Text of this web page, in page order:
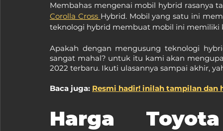
Membahas mengenai mobil hybrid rasanya
Corolla Cross Hybrid. Mobil yang satu ini
teknologi hybrid membuat mobil ini memiliki
Apakah dengan mengusung teknologi
sangat mahal? untuk itu kami akan
2022 terbaru. Ikuti ulasannya sampai akhir,
Baca juga: Resmi hadir! inilah tampilan dan
Harga